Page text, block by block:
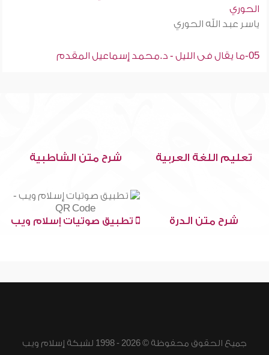
الحوري
ياسر عبد الله الحوري
05-ما يقال فى الليل - د.محمد إسماعيل المقدم
تعليم اللغة العربية شرح متن الشاطبية
شرح متن الدرة تطبيق صوتيات إسلام ويب
جميع الحقوق محفوظة © 2026 - 1998 لشبكة إسلام ويب